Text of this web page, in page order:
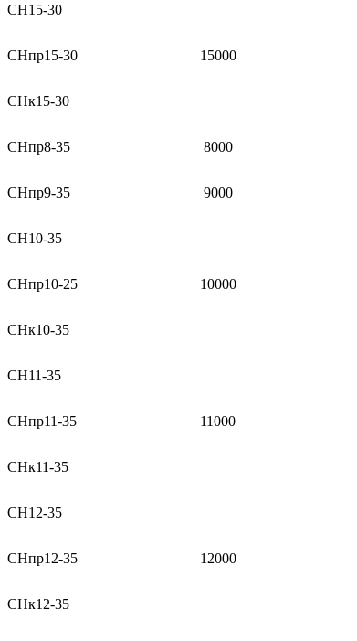
СН15-30
15000
СНпр15-30
СНк15-30
СНпр8-35 8000
СНпр9-35 9000
СН10-35
10000
СНпр10-25
СНк10-35
СН11-35
11000
CHпр11-35
СНк11-35
CH12-35
12000
СНпр12-35
СНк12-35